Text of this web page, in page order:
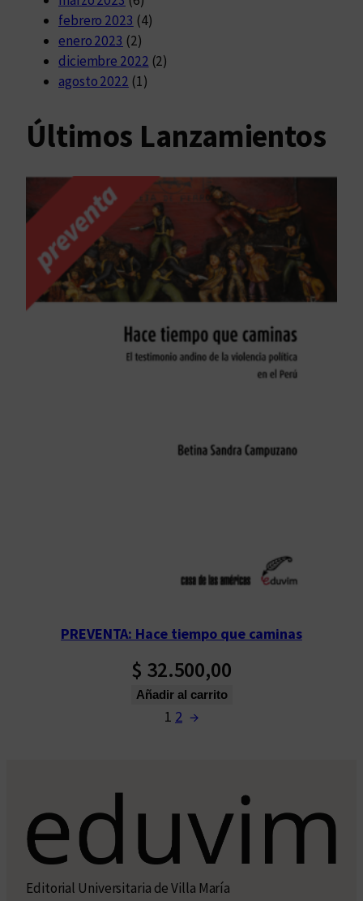
febrero 2023 (4)
enero 2023 (2)
diciembre 2022 (2)
agosto 2022 (1)
Últimos Lanzamientos
PREVENTA: Hace tiempo que caminas
$ 32.500,00
Añadir al carrito
1 2 →
Editorial Universitaria de Villa María